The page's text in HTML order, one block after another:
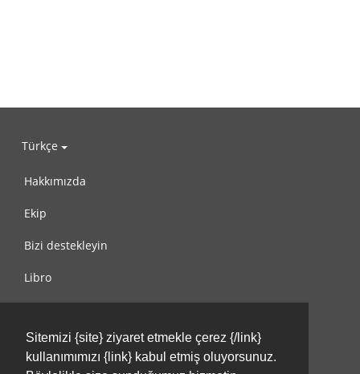
Sitemizi {site} ziyaret etmekle çerez {/link}
kullanımımızı {link} kabul etmiş oluyorsunuz.
Türkçe
Hakkımızda
Ekip
Bizi destekleyin
Libro
Kullanım Koşulları